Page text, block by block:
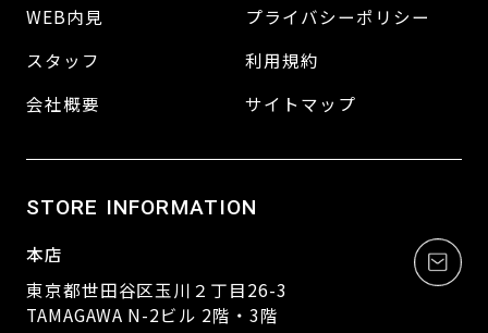
WEB内見
スタッフ
会社概要
プライバシーポリシー
利用規約
サイトマップ
STORE INFORMATION
本店
東京都世田谷区玉川２丁目26-3
TAMAGAWA N-2ビル 2階・3階